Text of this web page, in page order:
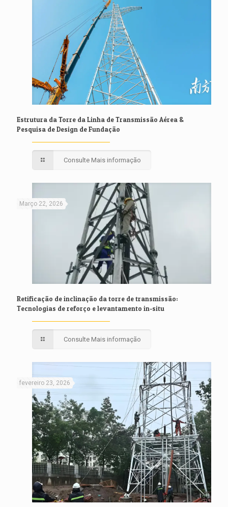
Estrutura da Torre da Linha de Transmissão Aérea &
Pesquisa de Design de Fundação
Consulte Mais informação
Março 22, 2026
Retificação de inclinação da torre de transmissão:
Tecnologias de reforço e levantamento in-situ
Consulte Mais informação
fevereiro 23, 2026